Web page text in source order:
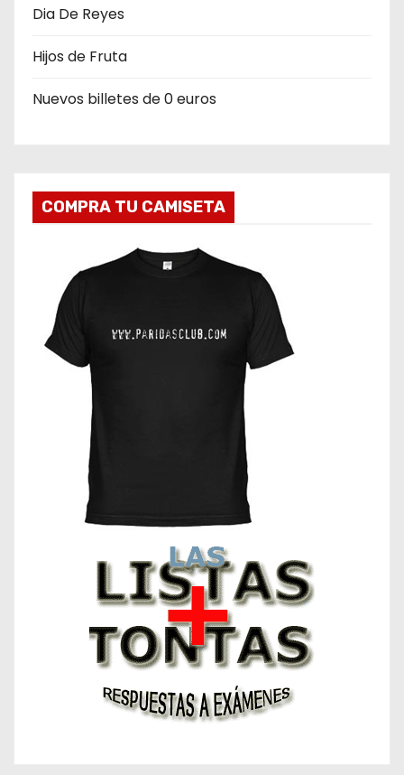
r
a
s
Dia De Reyes
Hijos de Fruta
Nuevos billetes de 0 euros
COMPRA TU CAMISETA